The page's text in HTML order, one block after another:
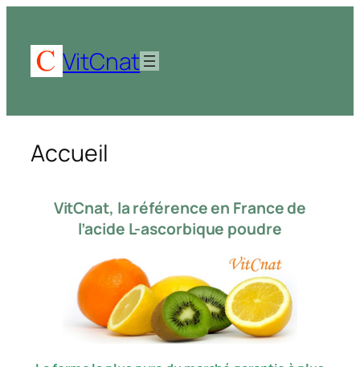
contenuVitCnat
Accueil
VitCnat, la référence en France de
l’acide L-ascorbique poudre